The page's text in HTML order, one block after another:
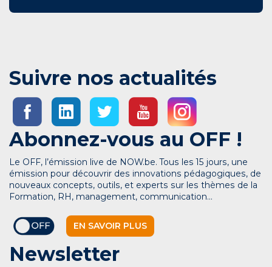
Suivre nos actualités
Abonnez-vous au OFF !
Le OFF, l’émission live de NOW.be. Tous les 15 jours, une
émission pour découvrir des innovations pédagogiques, de
nouveaux concepts, outils, et experts sur les thèmes de la
Formation, RH, management, communication…
EN SAVOIR PLUS
Newsletter